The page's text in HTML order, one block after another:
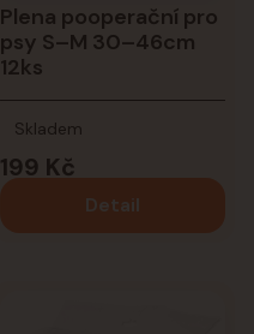
Plena pooperační pro
psy S–M 30–46cm
12ks
199 Kč
Skladem
Detail